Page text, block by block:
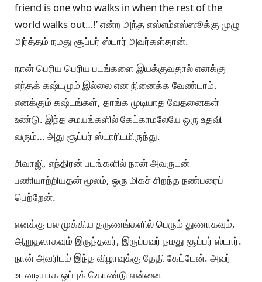
friend is one who walks in when the rest of the
world walks out…!’ என்ற அந்த எஸ்எம்எஸ்ஸூக்கு முழு
அர்த்தம் நமது சூப்பர் ஸ்டார் அவர்கள்தான்.
நான் பெரிய பெரிய படங்களை இயக்குவதால் எனக்கு
எந்தக் கஷ்டமும் இல்லை என நினைக்க வேண்டாம்.
எனக்கும் கஷ்டங்கள், தாங்க முடியாத வேதனைகள்
உண்டு. இந்த சமயங்களில் கேட்காமலேயே ஒரு உதவி
வரும்… அது சூப்பர் ஸ்டாரிடமிருந்து.
சிவாஜி, எந்திரன் படங்களில் நான் அவருடன்
பணியாற்றியதன் மூலம், ஒரு மிகச் சிறந்த நண்பரைப்
பெற்றேன்.
எனக்கு பல முக்கிய தருணங்களில் பெரும் துணாகவும்,
ஆறுதலாகவும் இருந்தவர், இருப்பவர் நமது சூப்பர் ஸ்டார்.
நான் அவரிடம் இந்த விழாவுக்கு தேதி கேட்டேன். அவர்
உடனடியாக ஒப்புக் கொண்டு என்னை